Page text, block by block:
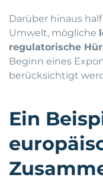
Darüber hinaus
Umwelt, mögliche
regulatorische
Beginn eines
berücksichtigt
Ein